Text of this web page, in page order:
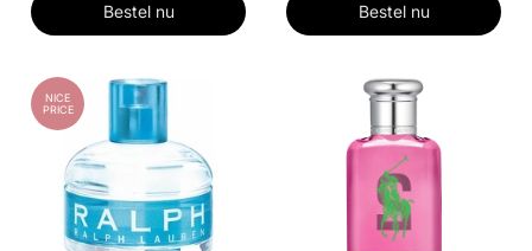
Bestel nu Bestel nu
NICE
PRICE